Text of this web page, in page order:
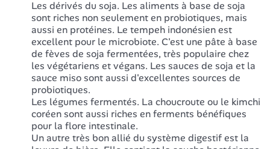
Les dérivés du soja. Les aliments à base de soja
sont riches non seulement en probiotiques, mais
aussi en protéines. Le tempeh indonésien est
excellent pour le microbiote. C'est une pâte à base
de fèves de soja fermentées, très populaire chez
les végétariens et végans. Les sauces de soja et la
sauce miso sont aussi d'excellentes sources de
probiotiques.
Les légumes fermentés. La choucroute ou le kimchi
coréen sont aussi riches en ferments bénéfiques
pour la flore intestinale.
Un autre très bon allié du système digestif est la